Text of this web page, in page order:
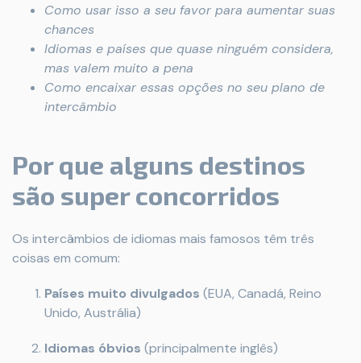
Como usar isso a seu favor para aumentar suas
chances
Idiomas e países que quase ninguém considera,
mas valem muito a pena
Como encaixar essas opções no seu plano de
intercâmbio
Por que alguns destinos
são super concorridos
Os intercâmbios de idiomas mais famosos têm três
coisas em comum:
Países muito divulgados (EUA, Canadá, Reino
Unido, Austrália)
Idiomas óbvios (principalmente inglês)